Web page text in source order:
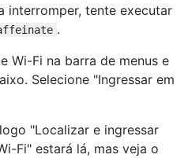
interromper, tente executar
.
Wi-Fi na barra de menus e
Selecione "Ingressar em
"Localizar e ingressar
Fi" estará lá, mas veja o